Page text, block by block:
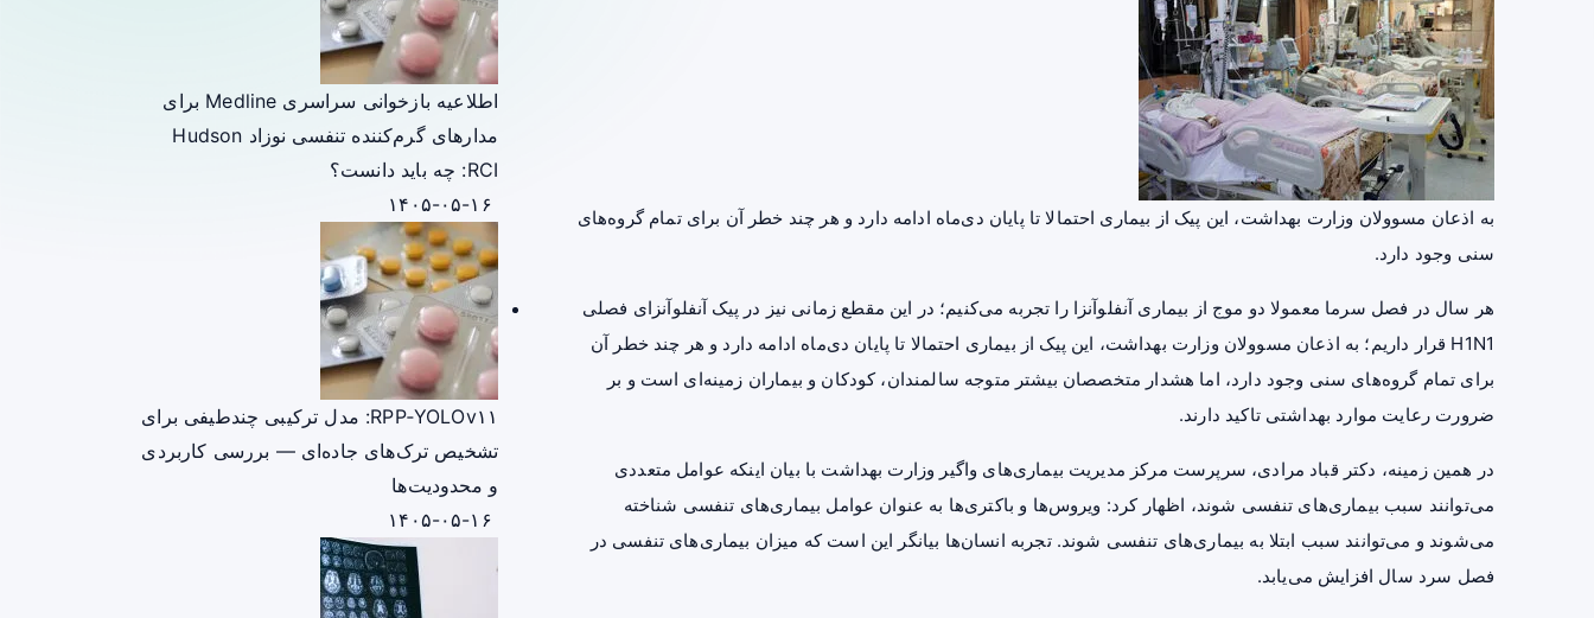
به اذعان مسوولان وزارت بهداشت، این پیک از بیماری احتمالا تا پایان دی‌ماه ادامه دارد و هر چند خطر آن برای تمام گروه‌های
سنی وجود دارد.
هر سال در فصل سرما معمولا دو موج از بیماری آنفلوآنزا را تجربه می‌کنیم؛ در این مقطع زمانی نیز در پیک آنفلوآنزای فصلی
H1N1 قرار داریم؛ به اذعان مسوولان وزارت بهداشت، این پیک از بیماری احتمالا تا پایان دی‌ماه ادامه دارد و هر چند خطر آن
برای تمام گروه‌های سنی وجود دارد، اما هشدار متخصصان بیشتر متوجه سالمندان، کودکان و بیماران زمینه‌ای است و بر
ضرورت رعایت موارد بهداشتی تاکید دارند.
در همین زمینه، دکتر قباد مرادی، سرپرست مرکز مدیریت بیماری‌های واگیر وزارت بهداشت با بیان اینکه عوامل متعددی
می‌توانند سبب بیماری‌های تنفسی شوند، اظهار کرد: ویروس‌ها و باکتری‌ها به عنوان عوامل بیماری‌های تنفسی شناخته
می‌شوند و می‌توانند سبب ابتلا به بیماری‌های تنفسی شوند. تجربه انسان‌ها بیانگر این است که میزان بیماری‌های تنفسی در
فصل سرد سال افزایش می‌یابد.
اطلاعیه بازخوانی سراسری Medline برای
مدارهای گرم‌کننده تنفسی نوزاد Hudson
RCI: چه باید دانست؟
RPP‑YOLOv۱۱: مدل ترکیبی چندطیفی برای
تشخیص ترک‌های جاده‌ای — بررسی کاربردی
و محدودیت‌ها